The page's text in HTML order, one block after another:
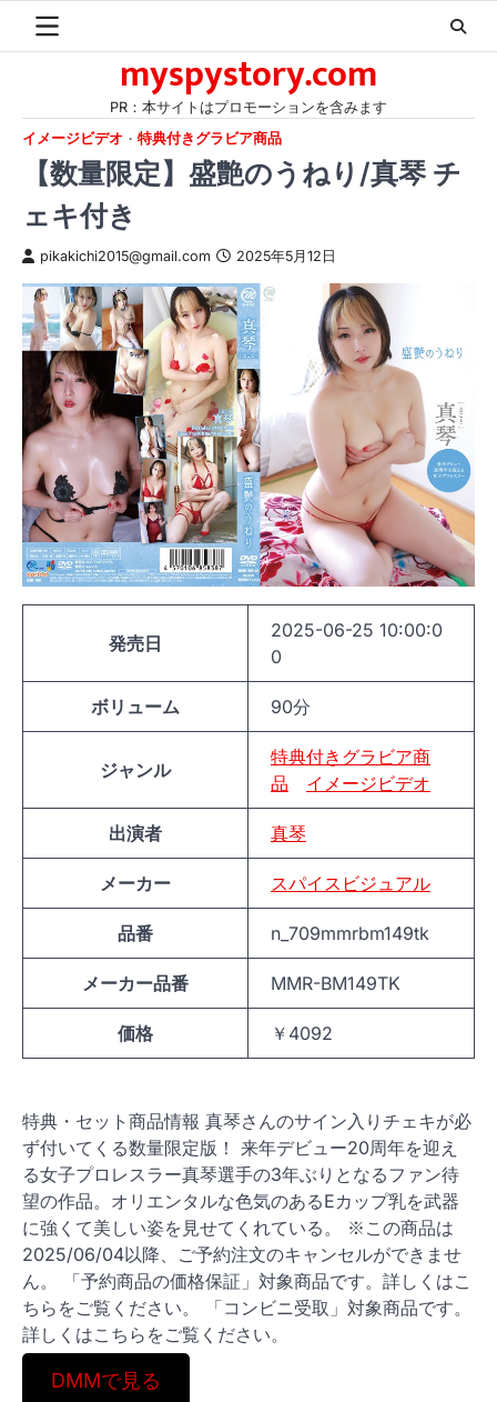
myspystory.com
PR：本サイトはプロモーションを含みます
イメージビデオ
特典付きグラビア商品
【数量限定】盛艶のうねり/真琴 チ
ェキ付き
pikakichi2015@gmail.com 2025年5月12日
発売日
2025-06-25 10:00:0
0
ボリューム 90分
ジャンル
特典付きグラビア商
品
イメージビデオ
出演者 真琴
メーカー スパイスビジュアル
品番 n_709mmrbm149tk
メーカー品番 MMR-BM149TK
価格 ￥4092
特典・セット商品情報 真琴さんのサイン入りチェキが必
ず付いてくる数量限定版！ 来年デビュー20周年を迎え
る女子プロレスラー真琴選手の3年ぶりとなるファン待
望の作品。オリエンタルな色気のあるEカップ乳を武器
に強くて美しい姿を見せてくれている。 ※この商品は
2025/06/04以降、ご予約注文のキャンセルができませ
ん。 「予約商品の価格保証」対象商品です。詳しくはこ
ちらをご覧ください。 「コンビニ受取」対象商品です。
詳しくはこちらをご覧ください。
DMMで見る